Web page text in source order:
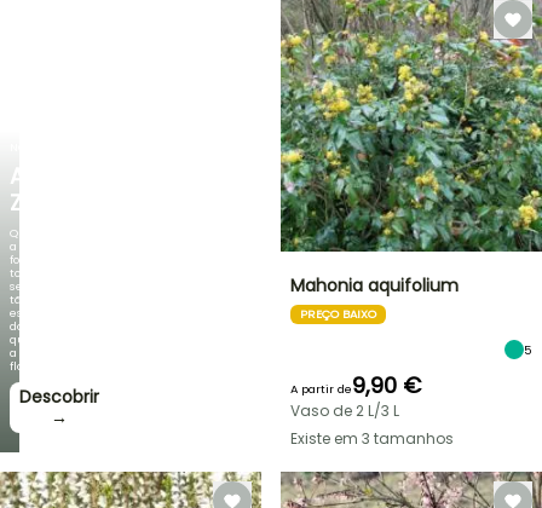
AGAPANTHUS
ZAMBEZI
Quando
a
folhagem
torna-
se
tão
espetacular
do
que
a
floração!
Descobrir
→
Mahonia aquifolium
PREÇO BAIXO
5
A partir de9,90 €
Vaso de 2 L/3 L
Existe em 3 tamanhos